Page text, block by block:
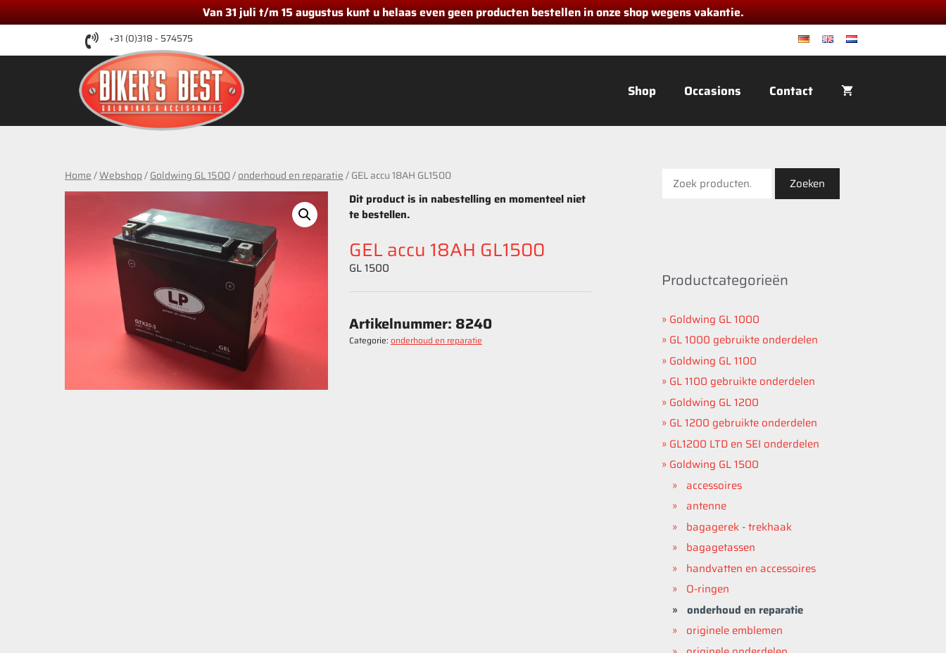
Van 31 juli t/m 15 augustus kunt u helaas even geen producten bestellen in onze shop wegens vakantie.
+31 (0)318 - 574575
Shop Occasions Contact
Home/Webshop/Goldwing GL 1500/onderhoud en reparatie/ GEL accu 18AH GL1500
Dit product is in nabestelling en momenteel niet
te bestellen.
GEL accu 18AH GL1500
GL 1500
Artikelnummer: 8240
Categorie: onderhoud en reparatie
naar:
Zoeken
Productcategorieën
Goldwing GL 1000
GL 1000 gebruikte onderdelen
Goldwing GL 1100
GL 1100 gebruikte onderdelen
Goldwing GL 1200
GL 1200 gebruikte onderdelen
GL1200 LTD en SEI onderdelen
Goldwing GL 1500
accessoires
antenne
bagagerek - trekhaak
bagagetassen
handvatten en accessoires
O-ringen
onderhoud en reparatie
originele emblemen